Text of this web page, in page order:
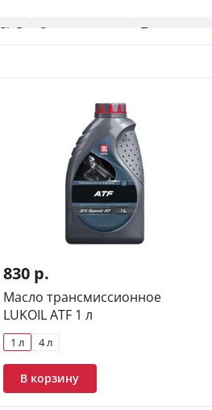
GL-5 Синтетические
830 р.
Масло трансмиссионное
LUKOIL ATF 1 л
1 л 4 л
В корзину